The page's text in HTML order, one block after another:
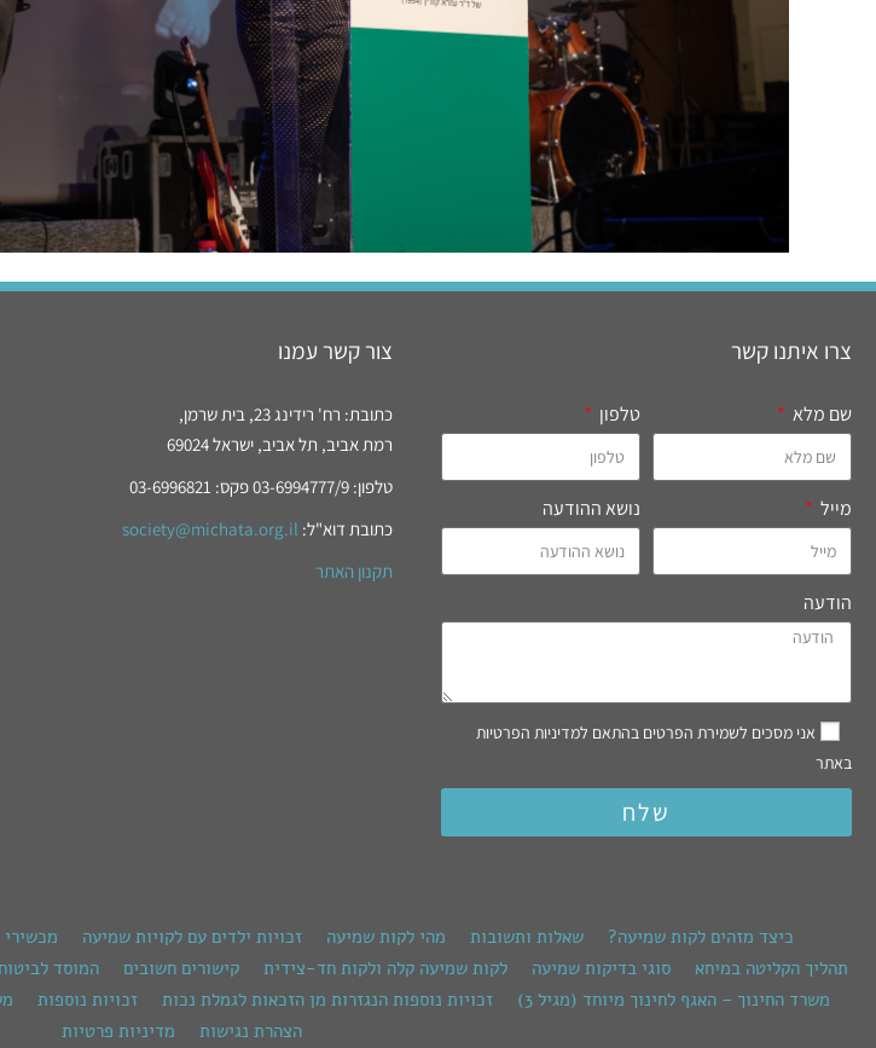
צרו איתנו קשר
שם מלא טלפון
מייל נושא ההודעה
הודעה
אני מסכים לשמירת הפרטים בהתאם למדיניות הפרטיות
באתר
שלח
צור קשר עמנו
כתובת: רח' רידינג 23, בית שרמן,
רמת אביב, תל אביב, ישראל 69024
טלפון: 03-6994777/9 פקס: 03-6996821
כתובת דוא"ל: society@michata.org.il
תקנון האתר
כיצד מזהים לקות שמיעה? שאלות ותשובות מהי לקות שמיעה זכויות ילדים עם לקויות שמיעה
תהליך הקליטה במיחא
סוגי בדיקות שמיעה לקות שמיעה קלה ולקות חד-צידית קישורים חשובים המוסד
משרד החינוך – האגף לחינוך מיוחד (מגיל 3)
זכויות נוספות הנגזרות מן הזכאות לגמלת נכות זכויות נוספות
הצהרת נגישות
מדיניות פרטיות